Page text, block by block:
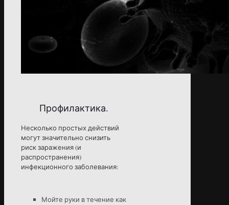
Профилактика.
Несколько простых действий
могут значительно снизить
риск заражения (и
распространения)
инфекционного заболевания:
Мойте руки в течение как